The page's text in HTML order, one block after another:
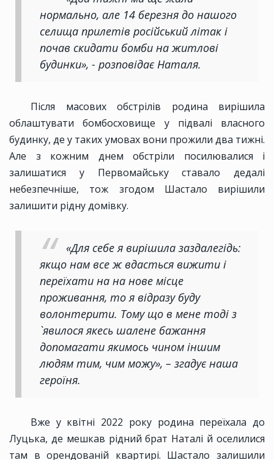
нормально, але 14 березня до нашого
селища прилетів російський літак і
почав скидати бомби на житлові
будинки», - розповідає Наталя.
Після масових обстрілів родина вирішила
облаштувати бомбосховище у підвалі власного
будинку, де у таких умовах вони прожили два тижні.
Але з кожним днем обстріли посилювалися і
залишатися у Первомайську ставало дедалі
небезпечніше, тож згодом Шастало вирішили
залишити рідну домівку.
«Для себе я вирішила заздалегідь:
якщо нам все ж вдасться вижити і
переїхати на на нове місце
проживання, то я відразу буду
волонтерити. Тому що в мене тоді з
`явилося якесь шалене бажання
допомагати якимось чином іншим
людям тим, чим можу», – згадує наша
героїня.
Вже у квітні 2022 року родина переїхала до
Луцька, де мешкав рідний брат Наталі й оселилися
там в орендованій квартирі. Шастало залишили